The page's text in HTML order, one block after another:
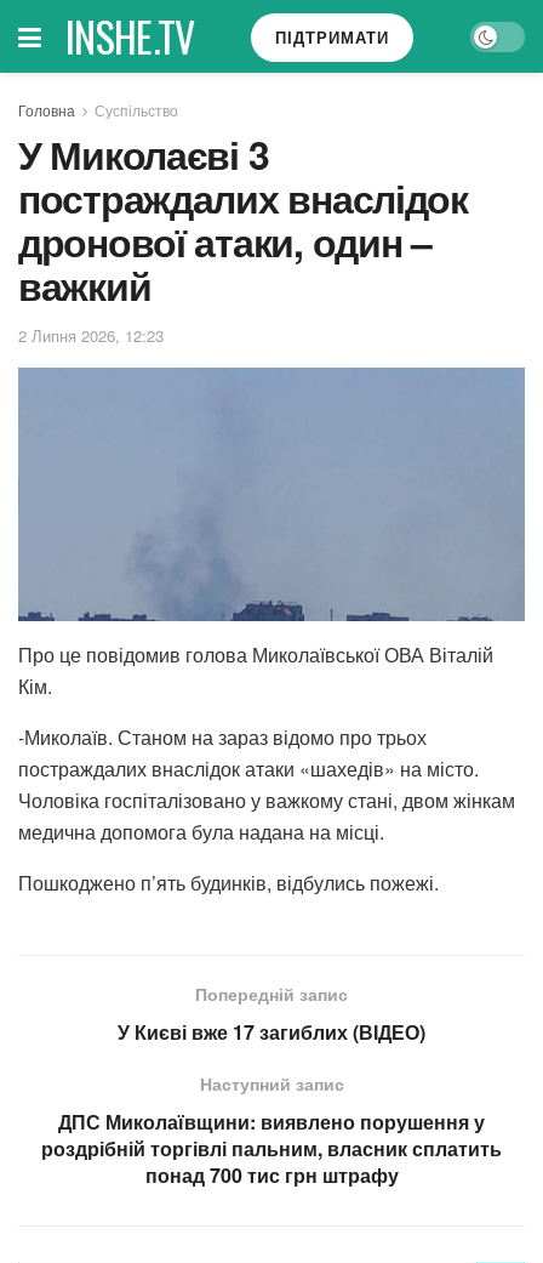
INSHE.TV ПІДТРИМАТИ
Головна Суспільство
У Миколаєві 3
постраждалих внаслідок
дронової атаки, один –
важкий
2 Липня 2026, 12:23
Про це повідомив голова Миколаївської ОВА Віталій
Кім.
-Миколаїв. Станом на зараз відомо про трьох
постраждалих внаслідок атаки «шахедів» на місто.
Чоловіка госпіталізовано у важкому стані, двом жінкам
медична допомога була надана на місці.
Пошкоджено п’ять будинків, відбулись пожежі.
Попередній запис
У Києві вже 17 загиблих (ВІДЕО)
Наступний запис
ДПС Миколаївщини: виявлено порушення у
роздрібній торгівлі пальним, власник сплатить
понад 700 тис грн штрафу